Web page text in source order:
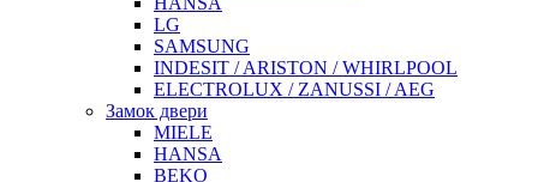
LG
SAMSUNG
INDESIT / ARISTON / WHIRLPOOL
ELECTROLUX / ZANUSSI / AEG
Замок двери
MIELE
HANSA
BEKO